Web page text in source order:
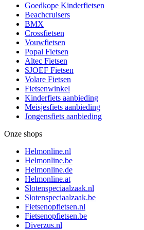
Goedkope Kinderfietsen
Beachcruisers
BMX
Crossfietsen
Vouwfietsen
Popal Fietsen
Altec Fietsen
SJOEF Fietsen
Volare Fietsen
Fietsenwinkel
Kinderfiets aanbieding
Meisjesfiets aanbieding
Jongensfiets aanbieding
Onze shops
Helmonline.nl
Helmonline.be
Helmonline.de
Helmonline.at
Slotenspeciaalzaak.nl
Slotenspeciaalzaak.be
Fietsenopfietsen.nl
Fietsenopfietsen.be
Diverzus.nl